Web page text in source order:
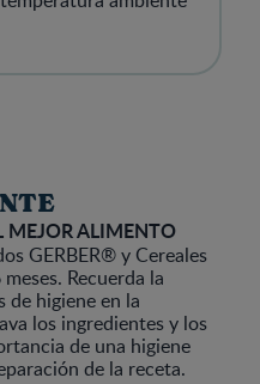
MEJOR ALIMENTO
GERBER® y Cereales
Recuerda la
de higiene en la
los ingredientes y los
de una higiene
de la receta.